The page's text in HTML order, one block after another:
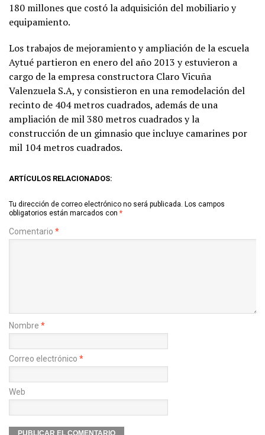
180 millones que costó la adquisición del mobiliario y
equipamiento.
Los trabajos de mejoramiento y ampliación de la escuela
Aytué partieron en enero del año 2013 y estuvieron a
cargo de la empresa constructora Claro Vicuña
Valenzuela S.A, y consistieron en una remodelación del
recinto de 404 metros cuadrados, además de una
ampliación de mil 380 metros cuadrados y la
construcción de un gimnasio que incluye camarines por
mil 104 metros cuadrados.
ARTÍCULOS RELACIONADOS:
Tu dirección de correo electrónico no será publicada. Los campos
obligatorios están marcados con *
Comentario *
Nombre *
Correo electrónico *
Web